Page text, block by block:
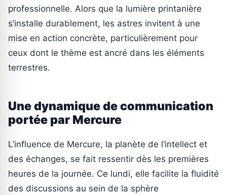
professionnelle. Alors que la lumière printanière
s’installe durablement, les astres invitent à une
mise en action concrète, particulièrement pour
ceux dont le thème est ancré dans les éléments
terrestres.
Une dynamique de communication
portée par Mercure
L’influence de Mercure, la planète de l’intellect et
des échanges, se fait ressentir dès les premières
heures de la journée. Ce lundi, elle facilite la fluidité
des discussions au sein de la sphère